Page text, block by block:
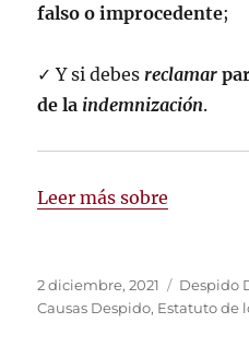
falso o improcedente;
✓ Y si debes reclamar
de la indemnización.
Leer más sobre
Publicado
el
2 diciembre, 2021 Despido
Causas Despido, Estatuto de